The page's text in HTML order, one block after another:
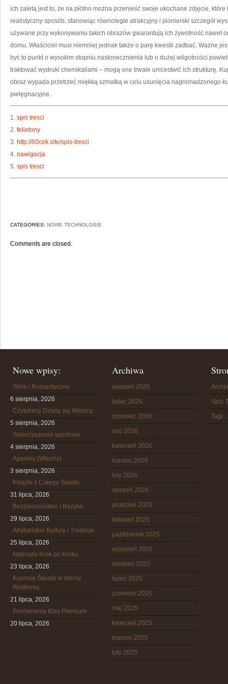
ich zaletą jest to, że na płótno można przenieść swoje ukochane zdjęcie,
realistyczny sposób, stanowiąc równolegle atrakcyjny i pionierski szczegół
używane przy wykonywaniu takich obrazów gwarantują ich żywotność nawet
domu. Właściciel musi niemniej jednak także o parę kwestii zadbać. Ważne
być to punkt o wysokim stopniu nasłonecznienia lub o dużej wilgotności
traktować wydruki chemikaliami – mogą one trwale unicestwić ich strukturę.
obraz wypada przetrzeć miękką szmatką w celu usunięcia nagromadzonego
pielęgnacyjne.
1. spis tresci
2. felietony
3. http://60cek.site/spis-tresci
4. nawigacja
5. spis tresci
CATEGORIES: NOWE TECHNOLOGIE
Comments are closed.
Nowe wpisy:
Silne i Romantyczne
6 sierpnia, 2026
Czytelnicy Dzielą się Wiedzą
5 sierpnia, 2026
Stowrzyszenia sportowe
4 sierpnia, 2026
Apeniny (Włochy)
3 sierpnia, 2026
Książki z Całego Świata
31 lipca, 2026
Bezpieczeństwo i Ryzyko
29 lipca, 2026
Afrykańskie Kultury i Tradycje
25 lipca, 2026
Naprawy Krok po Kroku
23 lipca, 2026
Kuchnie Świata w Wersji
Roślinnej
21 lipca, 2026
Porównania Klas Premium
20 lipca, 2026
Archiwa
sierpień 2026
lipiec 2026
czerwiec 2026
maj 2026
kwiecień 2026
marzec 2026
luty 2026
styczeń 2026
grudzień 2025
listopad 2025
październik 2025
wrzesień 2025
sierpień 2025
lipiec 2025
czerwiec 2025
maj 2025
kwiecień 2025
marzec 2025
luty 2025
Spis
Tagi